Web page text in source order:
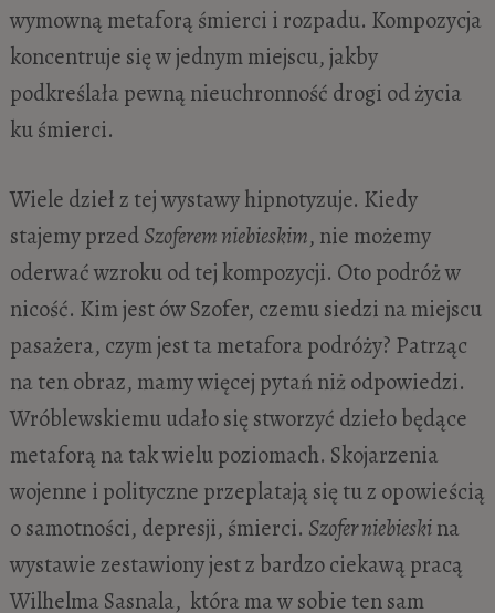
wymowną metaforą śmierci i rozpadu. Kompozycja
koncentruje się w jednym miejscu, jakby
podkreślała pewną nieuchronność drogi od życia
ku śmierci.
Wiele dzieł z tej wystawy hipnotyzuje. Kiedy
stajemy przedSzoferem niebieskim, nie możemy
oderwać wzroku od tej kompozycji. Oto podróż w
nicość. Kim jest ów Szofer, czemu siedzi na miejscu
pasażera, czym jest ta metafora podróży? Patrząc
na ten obraz, mamy więcej pytań niż odpowiedzi.
Wróblewskiemu udało się stworzyć dzieło będące
metaforą na tak wielu poziomach. Skojarzenia
wojenne i polityczne przeplatają się tu z opowieścią
o samotności, depresji, śmierci. Szofer niebieskina
wystawie zestawiony jest z bardzo ciekawą pracą
Wilhelma Sasnala, która ma w sobie ten sam